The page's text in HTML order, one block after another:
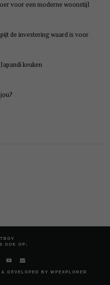
voor een moderne woonstijl
de investering waard is voor
keuken
OOK OP:
DEVELOPED BY WPEXPLORER